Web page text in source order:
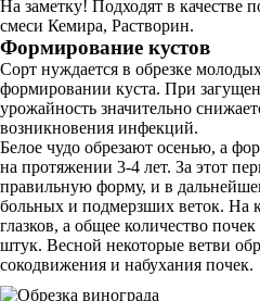
На заметку! Подходят в качестве
смеси Кемира, Растворин.
Формирование кустов
Сорт нуждается в обрезке
формировании куста. При
урожайность значительно
возникновения инфекций.
Белое чудо обрезают осенью, а
на протяжении 3-4 лет. За этот
правильную форму, и в
больных и подмерзших веток. На
глазков, а общее количество
штук. Весной некоторые ветви
сокодвижения и набухания почек.